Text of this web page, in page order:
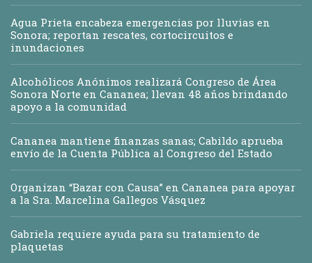
Agua Prieta encabeza emergencias por lluvias en
Sonora; reportan rescates, cortocircuitos e
inundaciones
Alcohólicos Anónimos realizará Congreso de Área
Sonora Norte en Cananea; llevan 48 años brindando
apoyo a la comunidad
Cananea mantiene finanzas sanas; Cabildo aprueba
envío de la Cuenta Pública al Congreso del Estado
Organizan “Bazar con Causa” en Cananea para apoyar
a la Sra. Marcelina Gallegos Vásquez
Gabriela requiere ayuda para su tratamiento de
plaquetas